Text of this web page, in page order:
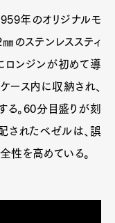
年のオリジナルモ
のステンレススティ
ロンジンが初めて導
ース内に収納され、
。60分目盛りが刻
されたベゼルは、誤
性を高めている。